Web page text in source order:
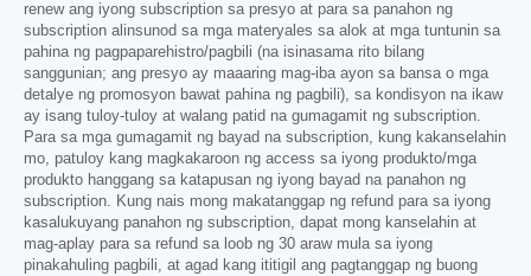
renew ang iyong subscription sa presyo at para sa panahon ng
subscription alinsunod sa mga materyales sa alok at mga tuntunin sa
pahina ng pagpaparehistro/pagbili (na isinasama rito bilang
sanggunian; ang presyo ay maaaring mag-iba ayon sa bansa o mga
detalye ng promosyon bawat pahina ng pagbili), sa kondisyon na ikaw
ay isang tuloy-tuloy at walang patid na gumagamit ng subscription.
Para sa mga gumagamit ng bayad na subscription, kung kakanselahin
mo, patuloy kang magkakaroon ng access sa iyong produkto/mga
produkto hanggang sa katapusan ng iyong bayad na panahon ng
subscription. Kung nais mong makatanggap ng refund para sa iyong
kasalukuyang panahon ng subscription, dapat mong kanselahin at
mag-aplay para sa refund sa loob ng 30 araw mula sa iyong
pinakahuling pagbili, at agad kang ititigil ang pagtanggap ng buong